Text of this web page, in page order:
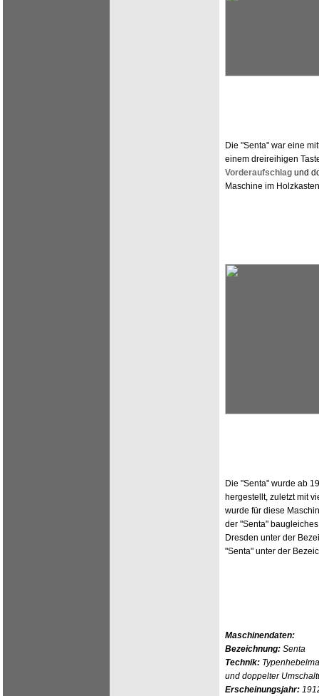
Die "Senta" war eine
einem dreireihigen
Vorderaufschlag und
Maschine im
Die "Senta" wurde ab
hergestellt, zuletzt mit
wurde für diese
der "Senta"
Dresden unter der
"Senta" unter der
Maschinendaten:
Bezeichnung: Senta
Technik:
und doppelter
Erscheinungsjahr: